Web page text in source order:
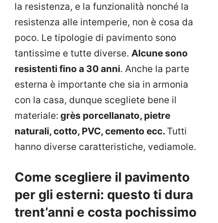
la resistenza, e la funzionalità nonché la
resistenza alle intemperie, non è cosa da
poco. Le tipologie di pavimento sono
tantissime e tutte diverse. Alcune sono
resistenti fino a 30 anni. Anche la parte
esterna è importante che sia in armonia
con la casa, dunque scegliete bene il
materiale: grès porcellanato, pietre
naturali, cotto, PVC, cemento ecc. Tutti
hanno diverse caratteristiche, vediamole.
Come scegliere il pavimento
per gli esterni: questo ti dura
trent’anni e costa pochissimo